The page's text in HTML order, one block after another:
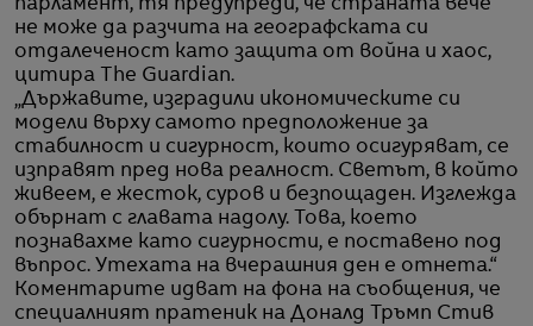
парламент, тя предупреди, че страната вече
не може да разчита на географската си
отдалеченост като защита от война и хаос,
цитира The Guardian.
„Държавите, изградили икономическите си
модели върху самото предположение за
стабилност и сигурност, които осигуряват, се
изправят пред нова реалност. Светът, в който
живеем, е жесток, суров и безпощаден. Изглежда
обърнат с главата надолу. Това, което
познавахме като сигурности, е поставено под
въпрос. Утехата на вчерашния ден е отнета.“
Коментарите идват на фона на съобщения, че
специалният пратеник на Доналд Тръмп Стив